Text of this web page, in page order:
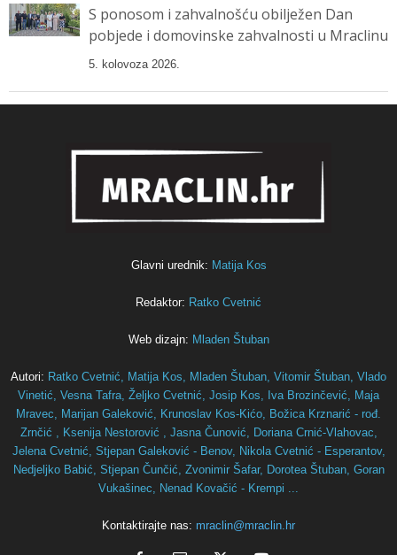
S ponosom i zahvalnošću obilježen Dan
pobjede i domovinske zahvalnosti u Mraclinu
5. kolovoza 2026.
Glavni urednik: Matija Kos
Redaktor: Ratko Cvetnić
Web dizajn: Mladen Štuban
Autori: Ratko Cvetnić, Matija Kos, Mladen Štuban, Vitomir Štuban, Vlado
Vinetić, Vesna Tafra, Željko Cvetnić, Josip Kos, Iva Brozinčević,
Maja
Mravec,
Marijan Galeković, Krunoslav Kos-Kićo,
Božica Krznarić - rođ.
Zrnčić ,
Ksenija Nestorović , Jasna Čunović,
Doriana Crnić-Vlahovac,
Jelena Cvetnić, Stjepan Galeković - Benov, Nikola Cvetnić - Esperantov,
Nedjeljko Babić, Stjepan Čunčić, Zvonimir Šafar, Dorotea Štuban, Goran
Vukašinec,
Nenad Kovačić - Krempi ...
Kontaktirajte nas: mraclin@mraclin.hr